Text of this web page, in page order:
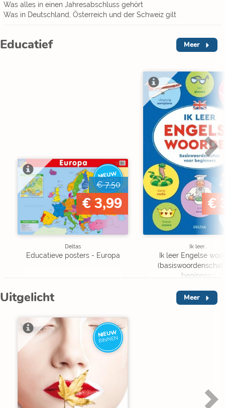
Was alles in einen Jahresabschluss gehört
Was in Deutschland, Österreich und der Schweiz gilt
Educatief Meer
NIEUW
BINNEN
€ 7,50
€ 3,99
Deltas
Educatieve posters - Europa
€
Ik leer...
Ik leer Engelse
(basiswoordenschat
beginners)
Uitgelicht Meer
NIEUW
BINNEN